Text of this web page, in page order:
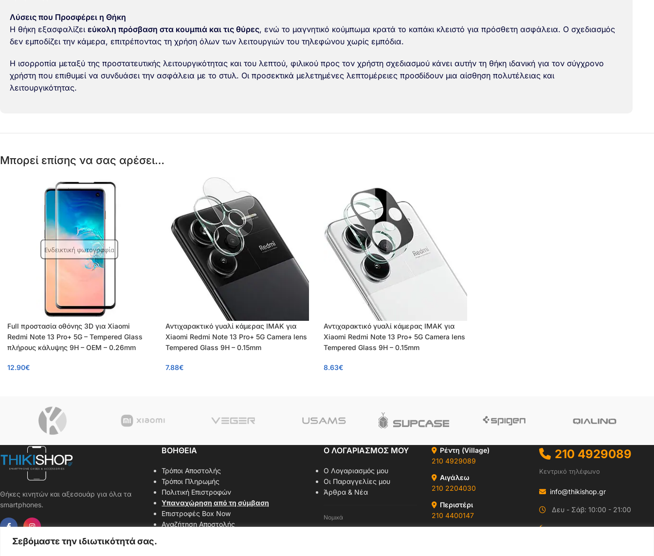
Σεβόμαστε την ιδιωτικότητά σας.
Λύσεις που Προσφέρει η Θήκη
Η θήκη εξασφαλίζει εύκολη πρόσβαση στα κουμπιά και τις θύρες, ενώ το μαγνητικό κούμπωμα κρατά το καπάκι κλειστό για πρόσθετη ασφάλεια. Ο σχεδιασμός
δεν εμποδίζει την κάμερα, επιτρέποντας τη χρήση όλων των λειτουργιών του τηλεφώνου χωρίς εμπόδια.
Η ισορροπία μεταξύ της προστατευτικής λειτουργικότητας και του λεπτού, φιλικού προς τον χρήστη σχεδιασμού κάνει αυτήν τη θήκη ιδανική για τον σύγχρονο
χρήστη που επιθυμεί να συνδυάσει την ασφάλεια με το στυλ. Οι προσεκτικά μελετημένες λεπτομέρειες προσδίδουν μια αίσθηση πολυτέλειας και
λειτουργικότητας.
Μπορεί επίσης να σας αρέσει…
Ενδεικτική φωτογραφία
Full προστασία οθόνης 3D για Xiaomi
Redmi Note 13 Pro+ 5G – Tempered Glass
πλήρους κάλυψης 9H – OEM – 0.26mm
12.90€
Αντιχαρακτικό γυαλί κάμερας IMAK για
Xiaomi Redmi Note 13 Pro+ 5G Camera lens
Tempered Glass 9H – 0.15mm
7.88€
Αντιχαρακτικό γυαλί κάμερας IMAK για
Xiaomi Redmi Note 13 Pro+ 5G Camera lens
Tempered Glass 9H – 0.15mm
8.63€
Θήκες κινητών και αξεσουάρ για όλα τα
smartphones.
ΒΟΗΘΕΙΑ
Τρόποι Αποστολής
Τρόποι Πληρωμής
Πολιτική Επιστροφών
Υπαναχώρηση από τη σύμβαση
Επιστροφές Box Now
Αναζήτηση Αποστολής
Ο ΛΟΓΑΡΙΑΣΜΟΣ ΜΟΥ
Ο Λογαριασμός μου
Οι Παραγγελίες μου
Άρθρα & Νέα
Νομικά
Ρέντη (Village)
210 4929089
Αιγάλεω
210 2204030
Περιστέρι
210 4400147
210 4929089
Κεντρικό τηλέφωνο
info@thikishop.gr
Δευ - Σάβ: 10:00 - 21:00